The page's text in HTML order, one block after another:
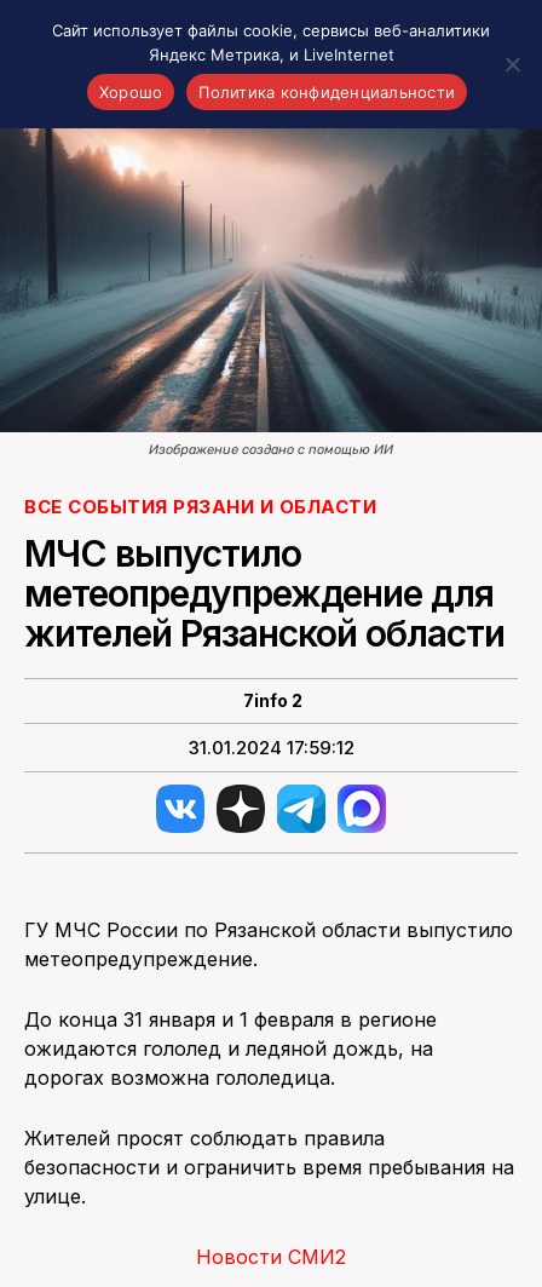
Акценты
Материалы о Рязани и области
Проекты 7 инфо
Здоровье
Интересное
Новости кино и ТВ
Новости России
Политика
Новости мира
Все материалы 7инфо
О НАС
ПОИСК ПО САЙТУ
Изображение создано с помощью ИИ
ВСЕ СОБЫТИЯ РЯЗАНИ И ОБЛАСТИ
МЧС выпустило
метеопредупреждение для
жителей Рязанской области
7info 2
31.01.2024 17:59:12
ГУ МЧС России по Рязанской области выпустило
метеопредупреждение.
До конца 31 января и 1 февраля в регионе
ожидаются гололед и ледяной дождь, на
дорогах возможна гололедица.
Жителей просят соблюдать правила
безопасности и ограничить время пребывания на
улице.
Новости СМИ2
Сайт использует файлы cookie, сервисы веб-аналитики
Яндекс Метрика, и LiveInternet
Хорошо
Политика конфиденциальности